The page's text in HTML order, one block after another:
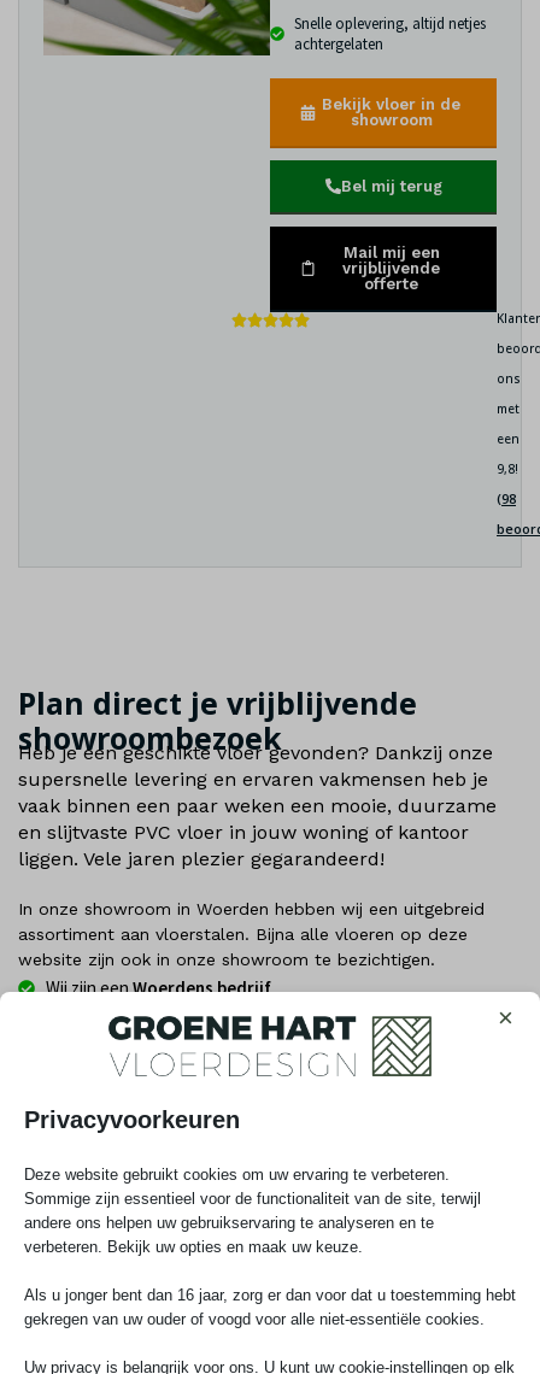
Snelle oplevering, altijd netjes
achtergelaten
Bekijk vloer in de
showroom
Bel mij terug
Mail mij een
vrijblijvende
offerte
ons
met
een
9,8!
(98
Plan direct je vrijblijvende
showroombezoek
Heb je een geschikte vloer gevonden? Dankzij onze
supersnelle levering en ervaren vakmensen heb je
vaak binnen een paar weken een mooie, duurzame
en slijtvaste PVC vloer in jouw woning of kantoor
liggen. Vele jaren plezier gegarandeerd!
In onze showroom in Woerden hebben wij een uitgebreid
assortiment aan vloerstalen. Bijna alle vloeren op deze
website zijn ook in onze showroom te bezichtigen.
Wij zijn eenWoerdens bedrijf
Al 15+ jaarspecialist in de regio
allerbesteprijs/kwaliteitverhouding
Legservicebeschikbaar
📅 Kies hieronder eenvoudig je datum
augustus 2026
Privacyvoorkeuren
×
Deze website gebruikt cookies om uw ervaring te verbeteren.
Sommige zijn essentieel voor de functionaliteit van de site, terwijl
andere ons helpen uw gebruikservaring te analyseren en te
verbeteren. Bekijk uw opties en maak uw keuze.
Als u jonger bent dan 16 jaar, zorg er dan voor dat u toestemming hebt
gekregen van uw ouder of voogd voor alle niet-essentiële cookies.
Uw privacy is belangrijk voor ons. U kunt uw cookie-instellingen op elk